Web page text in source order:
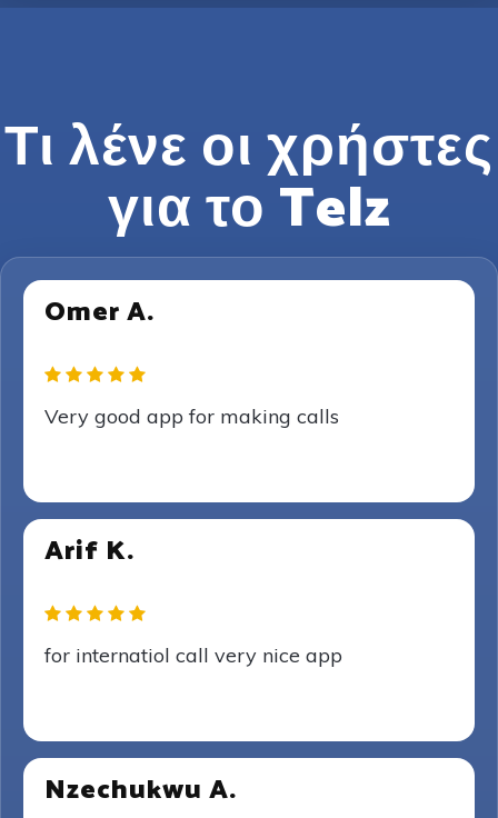
Τι λένε οι χρήστες
για το Telz
Omer A.
Very good app for making calls
Arif K.
for internatiol call very nice app
Nzechukwu A.